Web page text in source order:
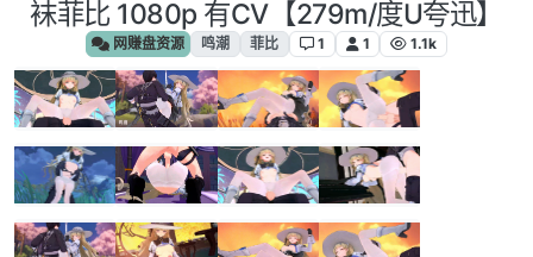
袜菲比 1080p 有CV【279m/度U夸迅】
网赚盘资源 鸣潮 菲比 1 1 1.1k